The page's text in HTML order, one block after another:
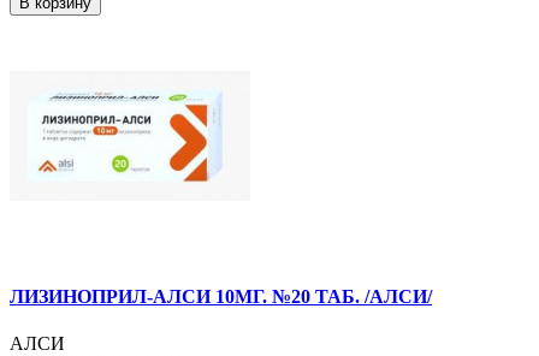
ЛИЗИНОПРИЛ-АЛСИ 10МГ. №20 ТАБ. /АЛСИ/
АЛСИ